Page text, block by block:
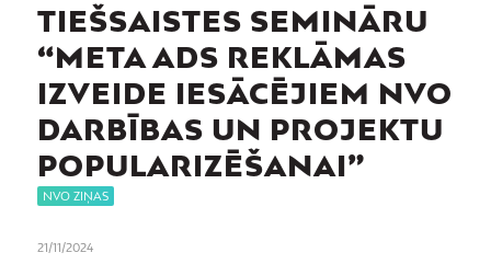
TIEŠSAISTES SEMINĀRU
“META ADS REKLĀMAS
IZVEIDE IESĀCĒJIEM NVO
DARBĪBAS UN PROJEKTU
POPULARIZĒŠANAI”
NVO ZIŅAS
21/11/2024